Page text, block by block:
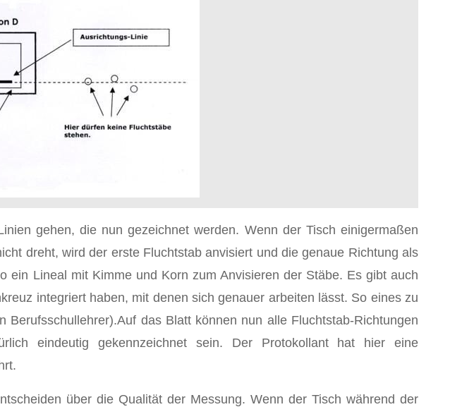
gehen, die nun gezeichnet werden. Wenn der Tisch einigermaßen
dreht, wird der erste Fluchtstab anvisiert und die genaue Richtung als
Lineal mit Kimme und Korn zum Anvisieren der Stäbe. Es gibt auch
integriert haben, mit denen sich genauer arbeiten lässt. So eines zu
das Blatt können nun alle Fluchtstab-Richtungen
eindeutig gekennzeichnet sein. Der Protokollant hat hier eine
über die Qualität der Messung. Wenn der Tisch während der